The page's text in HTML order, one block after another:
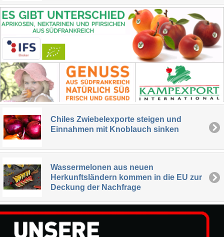
Chiles Zwiebelexporte steigen und
Einnahmen mit Knoblauch sinken
Wassermelonen aus neuen
Herkunftsländern kommen in die EU zur
Deckung der Nachfrage